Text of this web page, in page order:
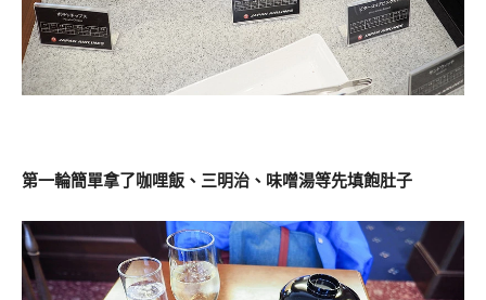
第一輪簡單拿了咖哩飯、三明治、味噌湯等先填飽肚子